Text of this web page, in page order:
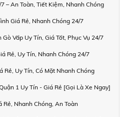
– An Toàn, Tiết Kiệm, Nhanh Chóng
Giá Rẻ, Nhanh Chóng 24/7
Vấp Uy Tín, Giá Tốt, Phục Vụ 24/7
Rẻ, Uy Tín, Nhanh Chóng 24/7
Rẻ, Uy Tín, Có Mặt Nhanh Chóng
1 Uy Tín - Giá Rẻ [Gọi Là Xe Ngay]
Rẻ, Nhanh Chóng, An Toàn